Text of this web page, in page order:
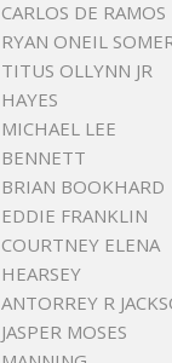
CARLOS DE RAMOS
RYAN ONEIL
TITUS OLLYNN JR
HAYES
MICHAEL LEE
BENNETT
BRIAN BOOKHARD
EDDIE FRANKLIN
COURTNEY ELENA
HEARSEY
ANTORREY R
JASPER MOSES